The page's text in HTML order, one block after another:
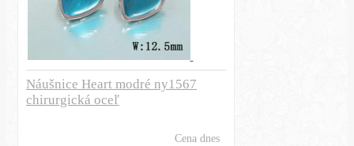
Náušnice Heart modré ny1567
chirurgická oceľ
Cena dnes